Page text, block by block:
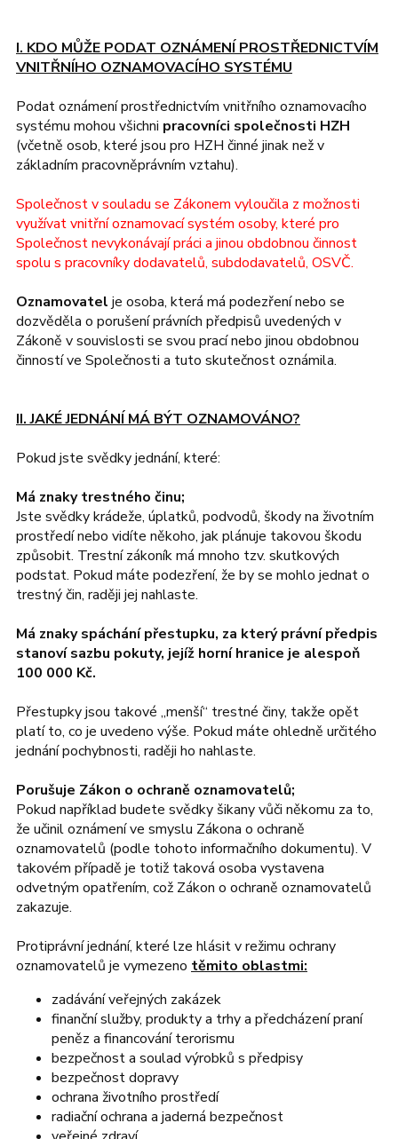
I. KDO MŮŽE PODAT OZNÁMENÍ PROSTŘEDNICTVÍM
VNITŘNÍHO OZNAMOVACÍHO SYSTÉMU
Podat oznámení prostřednictvím vnitřního oznamovacího
systému mohou všichni pracovníci společnosti HZH
(včetně osob, které jsou pro HZH činné jinak než v
základním pracovněprávním vztahu).
Společnost v souladu se Zákonem vyloučila z možnosti
využívat vnitřní oznamovací systém osoby, které pro
Společnost nevykonávají práci a jinou obdobnou činnost
spolu s pracovníky dodavatelů, subdodavatelů, OSVČ.
Oznamovatel je osoba, která má podezření nebo se
dozvěděla o porušení právních předpisů uvedených v
Zákoně v souvislosti se svou prací nebo jinou obdobnou
činností ve Společnosti a tuto skutečnost oznámila.
II. JAKÉ JEDNÁNÍ MÁ BÝT OZNAMOVÁNO?
Pokud jste svědky jednání, které:
Má znaky trestného činu;
Jste svědky krádeže, úplatků, podvodů, škody na životním
prostředí nebo vidíte někoho, jak plánuje takovou škodu
způsobit. Trestní zákoník má mnoho tzv. skutkových
podstat. Pokud máte podezření, že by se mohlo jednat o
trestný čin, raději jej nahlaste.
Má znaky spáchání přestupku, za který právní předpis
stanoví sazbu pokuty, jejíž horní hranice je alespoň
100 000 Kč.
Přestupky jsou takové „menší“ trestné činy, takže opět
platí to, co je uvedeno výše. Pokud máte ohledně určitého
jednání pochybnosti, raději ho nahlaste.
Porušuje Zákon o ochraně oznamovatelů;
Pokud například budete svědky šikany vůči někomu za to,
že učinil oznámení ve smyslu Zákona o ochraně
oznamovatelů (podle tohoto informačního dokumentu). V
takovém případě je totiž taková osoba vystavena
odvetným opatřením, což Zákon o ochraně oznamovatelů
zakazuje.
Protiprávní jednání, které lze hlásit v režimu ochrany
oznamovatelů je vymezeno těmito oblastmi:
zadávání veřejných zakázek
finanční služby, produkty a trhy a předcházení praní
peněz a financování terorismu
bezpečnost a soulad výrobků s předpisy
bezpečnost dopravy
ochrana životního prostředí
radiační ochrana a jaderná bezpečnost